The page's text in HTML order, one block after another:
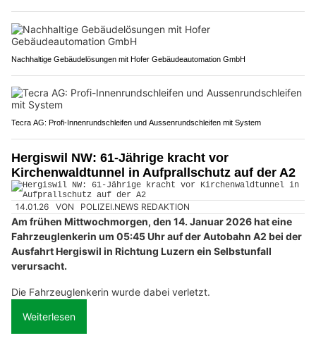
Nachhaltige Gebäudelösungen mit Hofer Gebäudeautomation GmbH
Tecra AG: Profi-Innenrundschleifen und Aussenrundschleifen mit System
Hergiswil NW: 61-Jährige kracht vor
Kirchenwaldtunnel in Aufprallschutz auf der A2
14.01.26 VON POLIZEI.NEWS REDAKTION
Am frühen Mittwochmorgen, den 14. Januar 2026 hat eine
Fahrzeuglenkerin um 05:45 Uhr auf der Autobahn A2 bei der
Ausfahrt Hergiswil in Richtung Luzern ein Selbstunfall
verursacht.
Die Fahrzeuglenkerin wurde dabei verletzt.
Weiterlesen